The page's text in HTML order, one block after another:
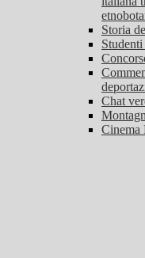
Storia
Chat
Cinema